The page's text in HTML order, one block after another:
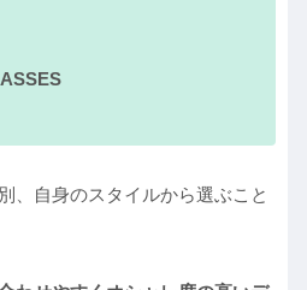
、自身のスタイルから選ぶこと